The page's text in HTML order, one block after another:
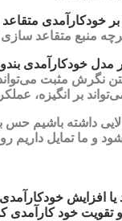
بر خودکارآمدی
هرچه منبع متقاعد
مدل خودکارآمدی
نگرش مثبت
بر انگیزه،
داشته باشیم حس
و ما تمایل
یا افزایش
و تقویت خود کارآمدی